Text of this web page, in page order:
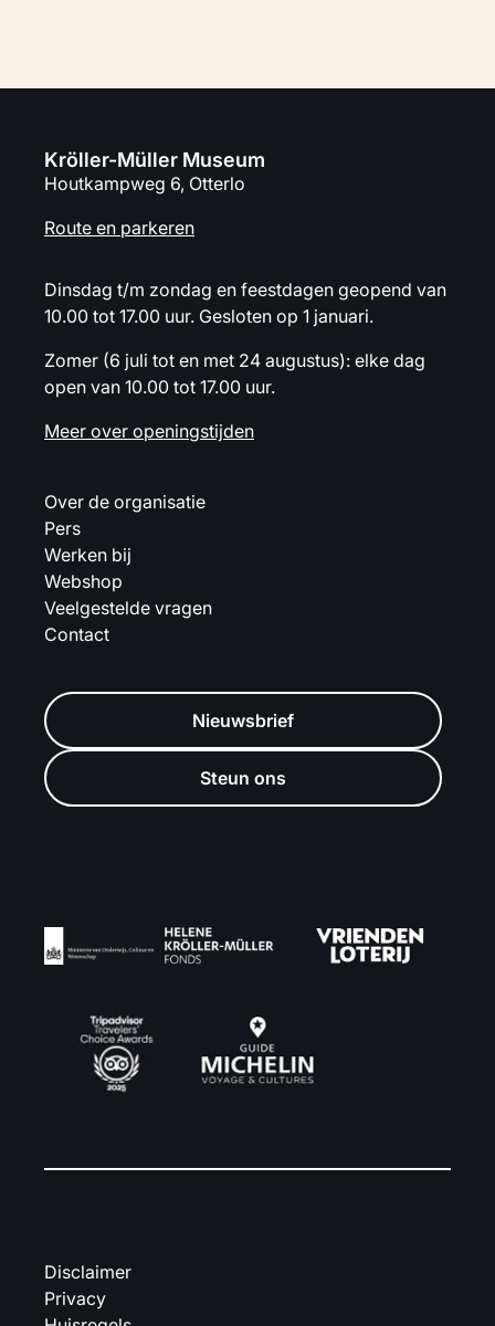
Kröller-Müller Museum
Houtkampweg 6, Otterlo
Route en parkeren
Dinsdag t/m zondag en feestdagen geopend van
10.00 tot 17.00 uur. Gesloten op 1 januari.
Zomer (6 juli tot en met 24 augustus): elke dag
open van 10.00 tot 17.00 uur.
Meer over openingstijden
Over de organisatie
Pers
Werken bij
Webshop
Veelgestelde vragen
Contact
Nieuwsbrief
Steun ons
Disclaimer
Privacy